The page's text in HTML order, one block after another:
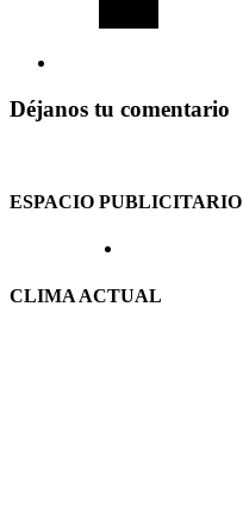
Déjanos tu comentario
ESPACIO PUBLICITARIO
CLIMA ACTUAL